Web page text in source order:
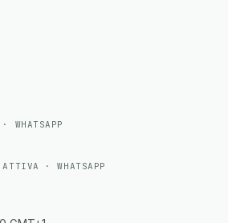
WHATSAPP
· WHATSAPP